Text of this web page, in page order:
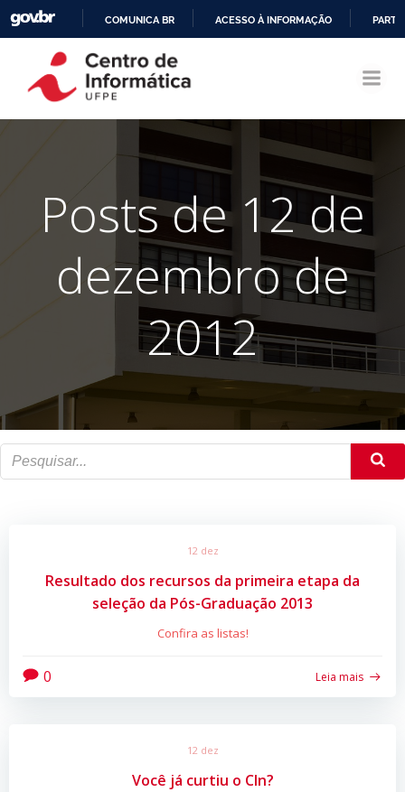
CONTEÚDO
COMUNICA BR ACESSO À INFORMAÇÃO
Posts de 12 de
dezembro de
2012
12 dez
Resultado dos recursos da primeira etapa da
seleção da Pós-Graduação 2013
Confira as listas!
0 Leia mais
12 dez
Você já curtiu o CIn?